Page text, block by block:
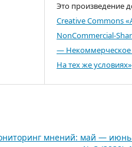
Это произведение
Creative Commons
NonCommercial-
—
На тех же
мнений: май — июнь